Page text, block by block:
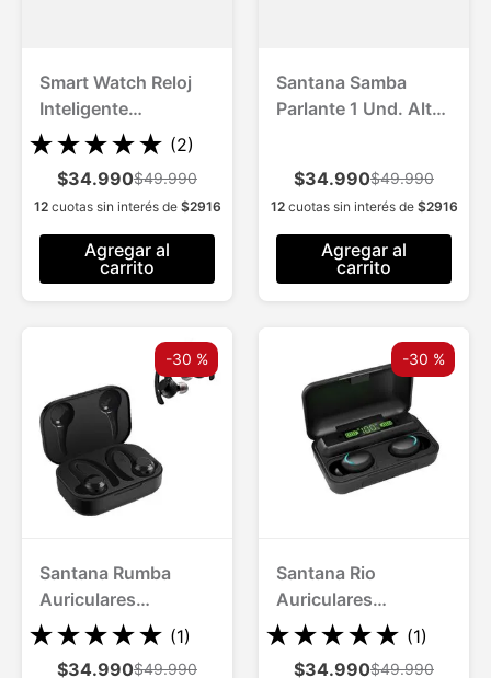
Smart Watch Reloj
Inteligente
Multifunción 1 Und.
★★★★★ (2)
$34.990$49.990
12cuotas sin interés de $2916
Agregar al
carrito
Santana Samba
Parlante 1 Und. Alta
$34.990$49.990
12cuotas sin interés de $2916
Agregar al
carrito
-30 %
Santana Rumba
Auriculares
Bluetooth 5.1 hasta
10 mts de alcance
★★★★★ (1)
$34.990$49.990
-30 %
Santana Rio
Auriculares
Bluetooth 5.1
★★★★★ (1)
$34.990$49.990